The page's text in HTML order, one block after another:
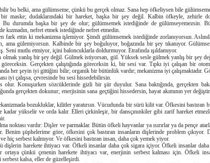
bu belki, ama gülümseme, çünkü bu gerçek olmaz. Sana hep öfkeliysen bile
maske; dudaklarındaki bir hareket, başka bir şey değil. Kalbin öfkeyle, zehirle
durumda başka bir şey de olur; gülümsemek istediğinde de gülümseyemezsin.
kızmadın, nefret etmek istediğinde nefret etmedin.
fark ettin ki mekanizma işlemiyor. Şimdi gülümsemek istediğinde zorlanıyorsun.
ama gülemiyorsun. Kalbinde bir şey boğuluyor, boğazında bir şey tıkanıyor.
Seni mutlu etmiyor, içini baloncuklarla doldurmuyor. Etrafında ışıldamıyor.
olmak yanlış bir şey değil. Gülmek istiyorsan, gül. Yüksek sesle gülmek yanlış bir şey
göreceksin. Gerçekten çalıştığında göreceksin ki, bir sesi var. Tıpkı iyi çalışan bir
her şeyin iyi gittiğini bilir; organik bir bütünlük vardır; mekanizma iyi çalışmaktadır.
iyi çalışsa, çevresinde bu sesi hissedebilirsin.
olur. Konuşurken sözcüklerinde gizli bir şiir duyulur. Sana baktığında, gerçekten
gerçekten dokunur; enerjisinin sana geçtiğini hissedersin, hayat akımının yer
bozukluklar, kilitler yaratırsın. Vücudunda bir sürü kilit var. Öfkesini bastıran
yükselir ve orda kalır. Elleri çirkinleşir, bir dansçınınkiler gibi zarif hareket
noktası vardır: Dişler ve parmaklar. Bütün öfkeli hayvanlar ya ısırırlar ya da pençe
Benim şüphelerime göre, öfkesini çok bastıran insanların dişlerinde problem çıkıyor.
hiç serbest kalmıyor. Ve öfkesini bastıran insan, daha çok yemek yiyor.
harekete ihtiyacı var. Öfkeli insanlar daha çok sigara içiyor. Öfkeli insanlar
ortaya çünkü çenenin harekete ihtiyacı var, enerjinin serbest kalması için. Öfkeli
kalsa, eller de güzelleşirdi.